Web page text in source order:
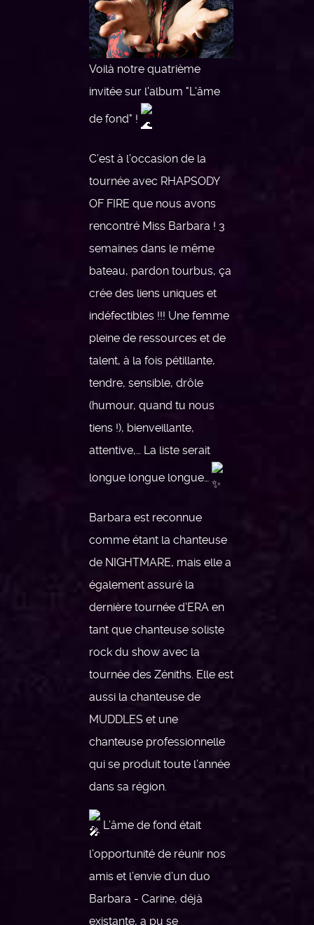
Voilà notre quatrième
invitée sur l'album "L'âme
de fond" !
C’est à l’occasion de la
tournée avec RHAPSODY
OF FIRE que nous avons
rencontré Miss Barbara ! 3
semaines dans le même
bateau, pardon tourbus, ça
crée des liens uniques et
indéfectibles !!! Une femme
pleine de ressources et de
talent, à la fois pétillante,
tendre, sensible, drôle
(humour, quand tu nous
tiens !), bienveillante,
attentive,… La liste serait
longue longue longue…
Barbara est reconnue
comme étant la chanteuse
de NIGHTMARE, mais elle a
également assuré la
dernière tournée d’ERA en
tant que chanteuse soliste
rock du show avec la
tournée des Zéniths. Elle est
aussi la chanteuse de
MUDDLES et une
chanteuse professionnelle
qui se produit toute l’année
dans sa région.
L’âme de fond était
l’opportunité de réunir nos
amis et l’envie d’un duo
Barbara - Carine, déjà
existante, a pu se